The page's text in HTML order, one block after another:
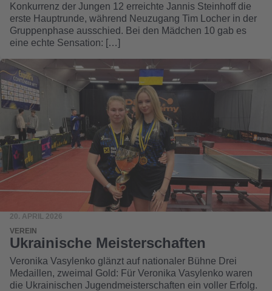
Konkurrenz der Jungen 12 erreichte Jannis Steinhoff die
erste Hauptrunde, während Neuzugang Tim Locher in der
Gruppenphase ausschied. Bei den Mädchen 10 gab es
eine echte Sensation: […]
20. APRIL 2026
VEREIN
Ukrainische Meisterschaften
Veronika Vasylenko glänzt auf nationaler Bühne Drei
Medaillen, zweimal Gold: Für Veronika Vasylenko waren
die Ukrainischen Jugendmeisterschaften ein voller Erfolg.